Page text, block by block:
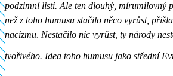
podzimní listí. Ale ten dlouhý, mírumilovný
než z toho humusu stačilo něco vyrůst,
nacizmu. Nestačilo nic vyrůst, ty národy
tvořivého. Idea toho humusu jako střední